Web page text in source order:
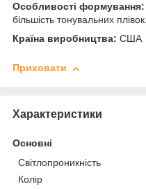
Особливості формування:
більшість тонувальних плівок.
Країна виробництва: США
Приховати
Характеристики
Основні
Світлопроникність
Колір